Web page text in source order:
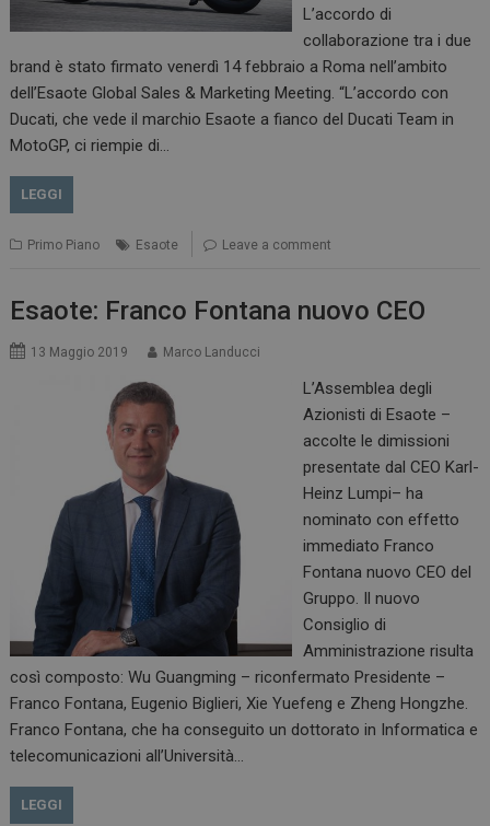
L’accordo di
collaborazione tra i due
brand è stato firmato venerdì 14 febbraio a Roma nell’ambito
dell’Esaote Global Sales & Marketing Meeting. “L’accordo con
Ducati, che vede il marchio Esaote a fianco del Ducati Team in
MotoGP, ci riempie di…
LEGGI
Primo Piano Esaote Leave a comment
Esaote: Franco Fontana nuovo CEO
13 Maggio 2019 Marco Landucci
L’Assemblea degli
Azionisti di Esaote –
accolte le dimissioni
presentate dal CEO Karl-
Heinz Lumpi– ha
nominato con effetto
immediato Franco
Fontana nuovo CEO del
Gruppo. Il nuovo
Consiglio di
Amministrazione risulta
così composto: Wu Guangming – riconfermato Presidente –
Franco Fontana, Eugenio Biglieri, Xie Yuefeng e Zheng Hongzhe.
Franco Fontana, che ha conseguito un dottorato in Informatica e
telecomunicazioni all’Università…
LEGGI